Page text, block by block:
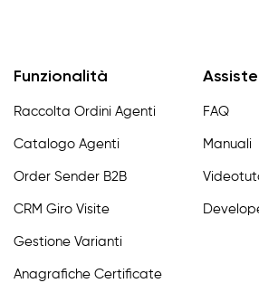
Funzionalità
Raccolta Ordini Agenti
Catalogo Agenti
Order Sender B2B
CRM Giro Visite
Gestione Varianti
Anagrafiche Certificate
FAQ
Manuali